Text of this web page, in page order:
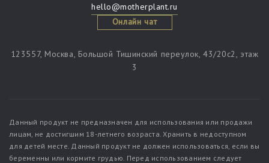
hello@motherplant.ru
Онлайн чат
123557, Москва, Большой Тишинский переулок, 43/20c2, этаж
3
Данный продукт не предназначен для использования или продажи
лицам, не достигшим 18-летнего возраста. Хранить в недоступном
для детей месте. Данный продукт не должен использоваться, если вы
беременны или кормите грудью. Перед использованием следует